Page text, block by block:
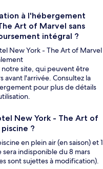
à l'hébergement
Art of Marvel sans
intégral ?
New York - The Art of Marvel
site, qui peuvent être
avant l'arrivée. Consultez la
pour plus de détails
New York - The Art of
?
en plein air (en saison) et 1
sera indisponible du 8 mars
sont sujettes à modification).